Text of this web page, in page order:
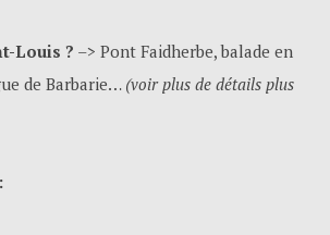
Louis ? –> Pont Faidherbe, balade en
de Barbarie… (voir plus de détails plus